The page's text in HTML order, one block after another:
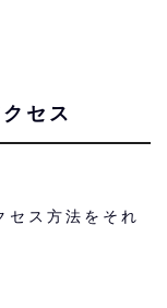
セス
セス方法をそれ